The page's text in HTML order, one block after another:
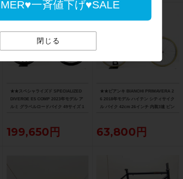
一斉値下げ♥SALE
閉じる
★★スペシャライズド SPECIALIZED
DIVERGE E5 COMP 2023年モデル ア
ルミ グラベルロードバイク 49サイズ 1
199,650円
★★ビアンキ BIANCHI PRIMAVERA 2
6 2018年モデル ハイテン シティサイク
ル バイク 42cm 26インチ 内装3速 ピン
63,800円